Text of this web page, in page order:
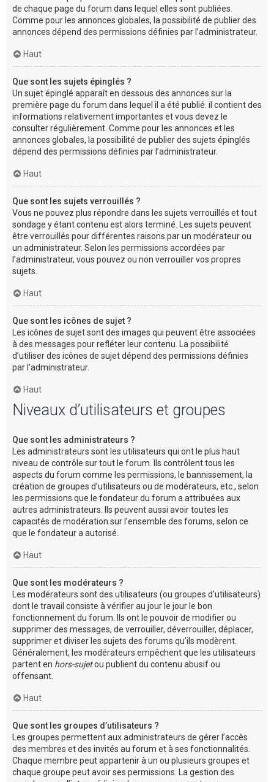
de chaque page du forum dans lequel elles sont publiées.
Comme pour les annonces globales, la possibilité de publier des
annonces dépend des permissions définies par l’administrateur.
Haut
Que sont les sujets épinglés ?
Un sujet épinglé apparaît en dessous des annonces sur la
première page du forum dans lequel il a été publié. il contient des
informations relativement importantes et vous devez le
consulter régulièrement. Comme pour les annonces et les
annonces globales, la possibilité de publier des sujets épinglés
dépend des permissions définies par l’administrateur.
Haut
Que sont les sujets verrouillés ?
Vous ne pouvez plus répondre dans les sujets verrouillés et tout
sondage y étant contenu est alors terminé. Les sujets peuvent
être verrouillés pour différentes raisons par un modérateur ou
un administrateur. Selon les permissions accordées par
l’administrateur, vous pouvez ou non verrouiller vos propres
sujets.
Haut
Que sont les icônes de sujet ?
Les icônes de sujet sont des images qui peuvent être associées
à des messages pour refléter leur contenu. La possibilité
d’utiliser des icônes de sujet dépend des permissions définies
par l’administrateur.
Haut
Niveaux d’utilisateurs et groupes
Que sont les administrateurs ?
Les administrateurs sont les utilisateurs qui ont le plus haut
niveau de contrôle sur tout le forum. Ils contrôlent tous les
aspects du forum comme les permissions, le bannissement, la
création de groupes d’utilisateurs ou de modérateurs, etc., selon
les permissions que le fondateur du forum a attribuées aux
autres administrateurs. Ils peuvent aussi avoir toutes les
capacités de modération sur l’ensemble des forums, selon ce
que le fondateur a autorisé.
Haut
Que sont les modérateurs ?
Les modérateurs sont des utilisateurs (ou groupes d’utilisateurs)
dont le travail consiste à vérifier au jour le jour le bon
fonctionnement du forum. Ils ont le pouvoir de modifier ou
supprimer des messages, de verrouiller, déverrouiller, déplacer,
supprimer et diviser les sujets des forums qu’ils modèrent.
Généralement, les modérateurs empêchent que les utilisateurs
partent en hors-sujetou publient du contenu abusif ou
offensant.
Haut
Que sont les groupes d’utilisateurs ?
Les groupes permettent aux administrateurs de gérer l’accès
des membres et des invités au forum et à ses fonctionnalités.
Chaque membre peut appartenir à un ou plusieurs groupes et
chaque groupe peut avoir ses permissions. La gestion des